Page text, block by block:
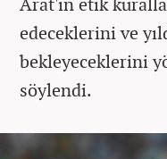
edeceklerini ve
bekleyeceklerini
söylendi.